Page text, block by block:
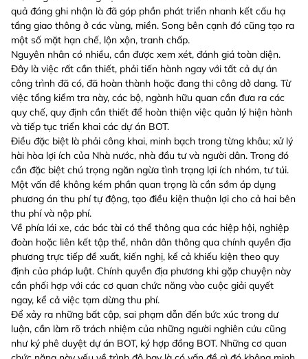
quả đáng ghi nhận là đã góp phần phát triển nhanh kết cấu hạ
tầng giao thông ở các vùng, miền. Song bên cạnh đó cũng tạo ra
một số mặt hạn chế, lộn xộn, tranh chấp.
Nguyên nhân có nhiều, cần được xem xét, đánh giá toàn diện.
Đây là việc rất cần thiết, phải tiến hành ngay với tất cả dự án
công trình đã có, đã hoàn thành hoặc đang thi công dở dang. Từ
việc tổng kiểm tra này, các bộ, ngành hữu quan cần đưa ra các
quy chế, quy định cần thiết để hoàn thiện việc quản lý hiện hành
và tiếp tục triển khai các dự án BOT.
Điều đặc biệt là phải công khai, minh bạch trong từng khâu; xử lý
hài hòa lợi ích của Nhà nước, nhà đầu tư và người dân. Trong đó
cần đặc biệt chú trọng ngăn ngừa tình trạng lợi ích nhóm, tư túi.
Một vấn đề không kém phần quan trọng là cần sớm áp dụng
phương án thu phí tự động, tạo điều kiện thuận lợi cho cả hai bên
thu phí và nộp phí.
Về phía lái xe, các bác tài có thể thông qua các hiệp hội, nghiệp
đoàn hoặc liên kết tập thể, nhân dân thông qua chính quyền địa
phương trực tiếp đề xuất, kiến nghị, kể cả khiếu kiện theo quy
định của pháp luật. Chính quyền địa phương khi gặp chuyện này
cần phối hợp với các cơ quan chức năng vào cuộc giải quyết
ngay, kể cả việc tạm dừng thu phí.
Để xảy ra những bất cập, sai phạm dẫn đến bức xúc trong dư
luận, cần làm rõ trách nhiệm của những người nghiên cứu cũng
như ký phê duyệt dự án BOT, ký hợp đồng BOT. Những cơ quan